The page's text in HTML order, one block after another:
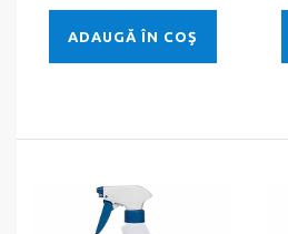
ADAUGĂ ÎN COŞ